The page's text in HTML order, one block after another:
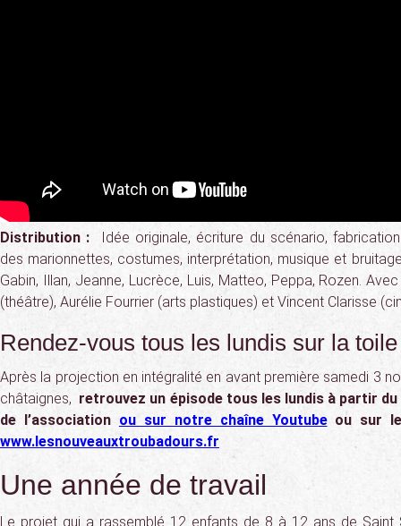
Distribution :
Idée originale, écriture du scénario,
des marionnettes, costumes, interprétation, musique et
Gabin, Illan, Jeanne, Lucrèce, Luis, Matteo, Peppa, Rozen.
(théâtre), Aurélie Fourrier (arts plastiques) et Vincent Clarisse
Rendez-vous tous les lundis sur la toile
Après la projection en intégralité en avant première samedi 3
châtaignes, retrouvez un épisode tous les lundis à partir
de l’association ou sur notre chaîne Youtubeou sur le
www.lesnouveauxtroubadours.fr
Une année de travail
Le projet qui a rassemblé 12 enfants de 8 à 12 ans de Saint